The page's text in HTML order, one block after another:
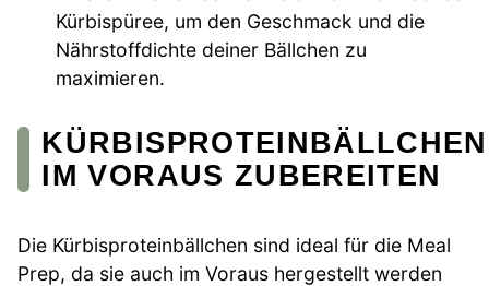
Kürbispüree, um den Geschmack und die
Nährstoffdichte deiner Bällchen zu
maximieren.
KÜRBISPROTEINBÄLLCHEN
IM VORAUS ZUBEREITEN
Die Kürbisproteinbällchen sind ideal für die Meal
Prep, da sie auch im Voraus hergestellt werden